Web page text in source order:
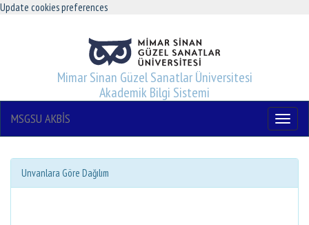
Update cookies preferences
Mimar Sinan Güzel Sanatlar Üniversitesi
Akademik Bilgi Sistemi
Menu
MSGSU AKBİS
Unvanlara Göre Dağılım